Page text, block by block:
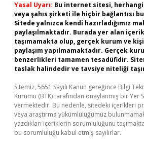
Yasal Uyarı: Bu internet sitesi,
veya şahıs şirketi ile hiçbir bağlantısı
Sitede yalnızca kendi hazırladığımız
paylaşılmaktadır. Burada yer alan
taşımamakta olup, gerçek kurum ve
paylaşım yapılmamaktadır. Gerçek
benzerlikleri tamamen tesadüfidir.
taslak halindedir ve tavsiye niteliği
Sitemiz, 5651 Sayılı Kanun gereğince Bilgi
Kurumu (BTK) tarafından onaylanmış bir Yer
vermektedir. Bu nedenle, sitedeki içerikleri
veya araştırma yükümlülüğümüz
yazdıkları içeriklerin sorumluluğunu
bu sorumluluğu kabul etmiş sayılırlar.